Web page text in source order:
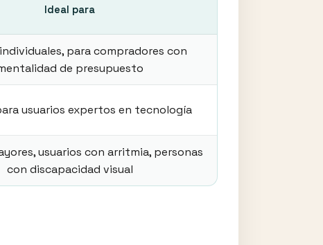
Ideal para
para compradores con
de presupuesto
usuarios expertos en tecnología
usuarios con arritmia, personas
con discapacidad visual